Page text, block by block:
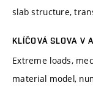
slab structure,
KLÍČOVÁ SLOVA V
Extreme loads,
material model,